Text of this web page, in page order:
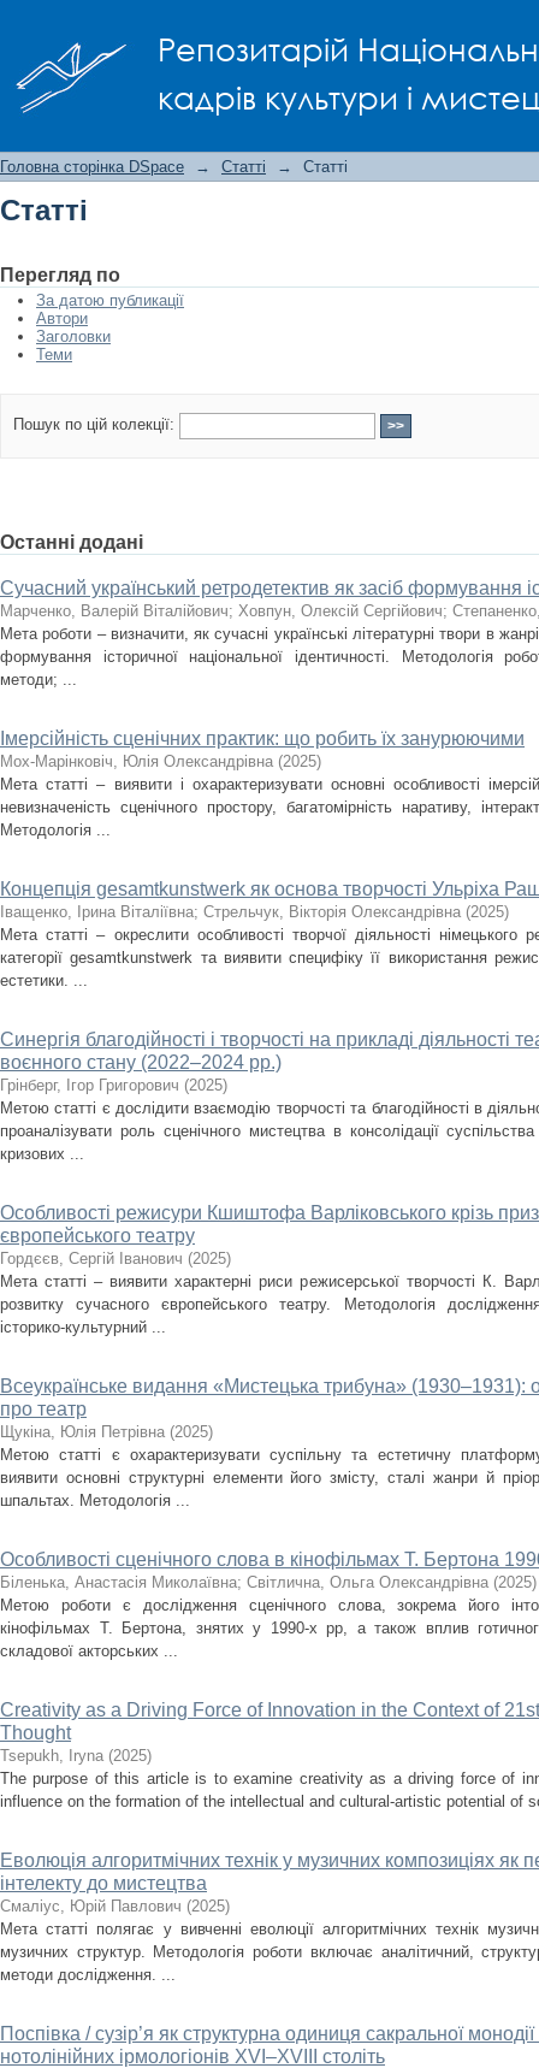
Репозитарій
кадрів культури і
Головна сторінка DSpace → Статті → Статті
Статті
Перегляд по
За датою публикації
Автори
Заголовки
Теми
Пошук по цій колекції:
Останні додані
Сучасний український ретродетектив як засіб формування
Марченко, Валерій Віталійович; Ховпун, Олексій Сергійович;
Мета роботи – визначити, як сучасні українські літературні твори в
формування історичної національної ідентичності. Методологія
методи; ...
Імерсійність сценічних практик: що робить їх занурюючими
Мох-Марінковіч, Юлія Олександрівна (2025)
Мета статті – виявити і охарактеризувати основні особливості
невизначеність сценічного простору, багатомірність наративу,
Методологія ...
Концепція gesamtkunstwerk як основа творчості Ульріха
Іващенко, Ірина Віталіївна; Стрельчук, Вікторія Олександрівна (2025)
Мета статті – окреслити особливості творчої діяльності
категорії gesamtkunstwerk та виявити специфіку її використання
естетики. ...
Синергія благодійності і творчості на прикладі діяльності
воєнного стану (2022–2024 рр.)
Грінберг, Ігор Григорович (2025)
Метою статті є дослідити взаємодію творчості та благодійності в
проаналізувати роль сценічного мистецтва в консолідації
кризових ...
Особливості режисури Кшиштофа Варліковського крізь
європейського театру
Гордєєв, Сергій Іванович (2025)
Мета статті – виявити характерні риси режисерської творчості К.
розвитку сучасного європейського театру. Методологія
історико-культурний ...
Всеукраїнське видання «Мистецька трибуна» (1930–1931):
про театр
Щукіна, Юлія Петрівна (2025)
Метою статті є охарактеризувати суспільну та естетичну
виявити основні структурні елементи його змісту, сталі жанри й
шпальтах. Методологія ...
Особливості сценічного слова в кінофільмах Т. Бертона
Біленька, Анастасія Миколаївна; Світлична, Ольга Олександрівна (2025)
Метою роботи є дослідження сценічного слова, зокрема його
кінофільмах Т. Бертона, знятих у 1990-х рр, а також вплив
складової акторських ...
Creativity as a Driving Force of Innovation in the Context of
Thought
Tsepukh, Iryna (2025)
The purpose of this article is to examine creativity as a driving force of
influence on the formation of the intellectual and cultural-artistic potential of
Еволюція алгоритмічних технік у музичних композиціях як
інтелекту до мистецтва
Смаліус, Юрій Павлович (2025)
Мета статті полягає у вивченні еволюції алгоритмічних технік
музичних структур. Методологія роботи включає аналітичний,
методи дослідження. ...
Поспівка / сузір’я як структурна одиниця сакральної
нотолінійних ірмологіонів XVI–XVIII століть